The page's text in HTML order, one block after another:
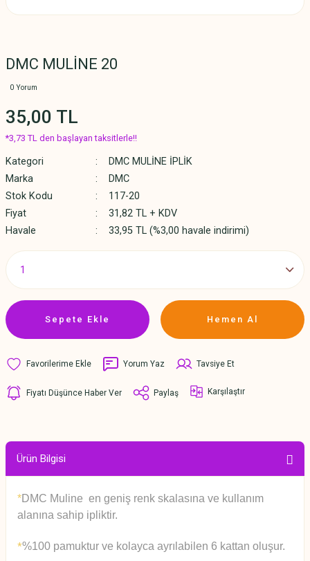
DMC MULİNE 20
0 Yorum
35,00 TL
*3,73 TL den başlayan taksitlerle!!
Kategori
DMC MULİNE İPLİK
Marka
DMC
Stok Kodu
117-20
Fiyat
31,82 TL + KDV
Havale
33,95 TL (%3,00 havale indirimi)
Sepete Ekle Hemen Al
Yorum Yaz Tavsiye Et
Fiyatı Düşünce Haber Ver Paylaş Karşılaştır
Ürün Bilgisi
*DMC Muline en geniş renk skalasına ve kullanım
alanına sahip ipliktir.
*%100 pamuktur ve kolayca ayrılabilen 6 kattan oluşur.